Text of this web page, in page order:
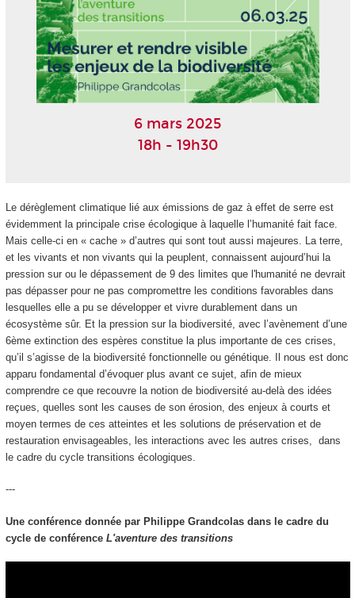
6 mars 2025
18h - 19h30
Le dérèglement climatique lié aux émissions de gaz à effet de serre est
évidemment la principale crise écologique à laquelle l’humanité fait face.
Mais celle-ci en « cache » d’autres qui sont tout aussi majeures. La terre,
et les vivants et non vivants qui la peuplent, connaissent aujourd’hui la
pression sur ou le dépassement de 9 des limites que l'humanité ne devrait
pas dépasser pour ne pas compromettre les conditions favorables dans
lesquelles elle a pu se développer et vivre durablement dans un
écosystème sûr. Et la pression sur la biodiversité, avec l’avènement d’une
6ème extinction des espères constitue la plus importante de ces crises,
qu’il s’agisse de la biodiversité fonctionnelle ou génétique. Il nous est donc
apparu fondamental d’évoquer plus avant ce sujet, afin de mieux
comprendre ce que recouvre la notion de biodiversité au-delà des idées
reçues, quelles sont les causes de son érosion, des enjeux à courts et
moyen termes de ces atteintes et les solutions de préservation et de
restauration envisageables, les interactions avec les autres crises, dans
le cadre du cycle transitions écologiques.
---
Une conférence donnée par Philippe Grandcolas dans le cadre du
cycle de conférence L'aventure des transitions